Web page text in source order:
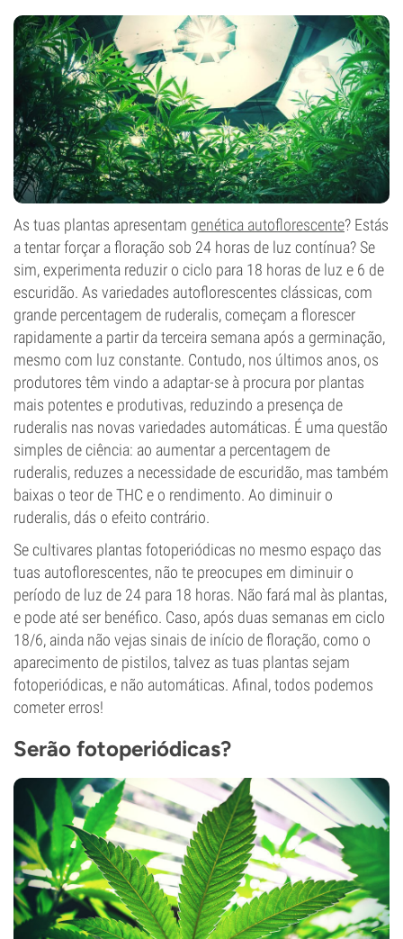
As tuas plantas apresentam genética autoflorescente? Estás
a tentar forçar a floração sob 24 horas de luz contínua? Se
sim, experimenta reduzir o ciclo para 18 horas de luz e 6 de
escuridão. As variedades autoflorescentes clássicas, com
grande percentagem de ruderalis, começam a florescer
rapidamente a partir da terceira semana após a germinação,
mesmo com luz constante. Contudo, nos últimos anos, os
produtores têm vindo a adaptar-se à procura por plantas
mais potentes e produtivas, reduzindo a presença de
ruderalis nas novas variedades automáticas. É uma questão
simples de ciência: ao aumentar a percentagem de
ruderalis, reduzes a necessidade de escuridão, mas também
baixas o teor de THC e o rendimento. Ao diminuir o
ruderalis, dás o efeito contrário.
Se cultivares plantas fotoperiódicas no mesmo espaço das
tuas autoflorescentes, não te preocupes em diminuir o
período de luz de 24 para 18 horas. Não fará mal às plantas,
e pode até ser benéfico. Caso, após duas semanas em ciclo
18/6, ainda não vejas sinais de início de floração, como o
aparecimento de pistilos, talvez as tuas plantas sejam
fotoperiódicas, e não automáticas. Afinal, todos podemos
cometer erros!
Serão fotoperiódicas?